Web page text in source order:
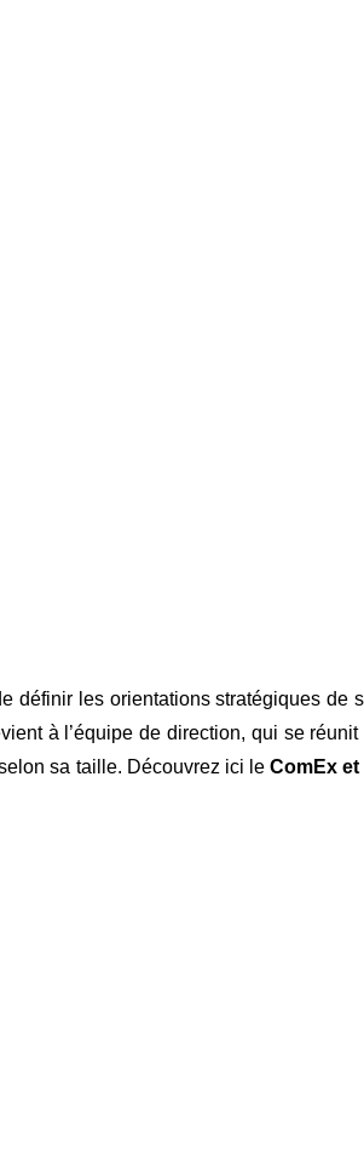
définir les orientations stratégiques de
à l’équipe de direction, qui se réunit
sa taille. Découvrez ici leComEx et